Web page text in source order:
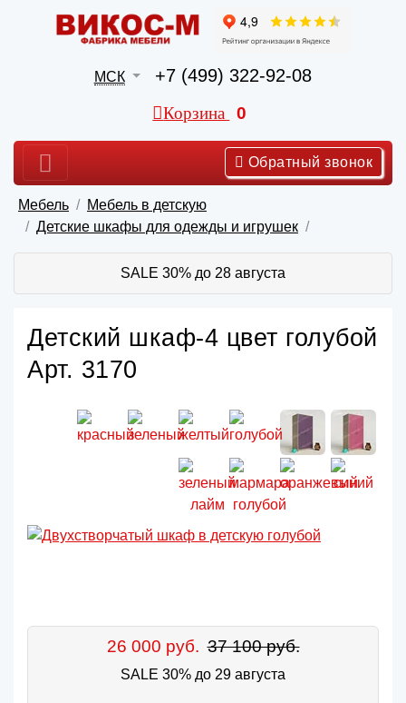
МСК +7 (499) 322-92-08
Корзина 0
Обратный звонок
Мебель
Мебель в детскую
Детские шкафы для одежды и игрушек
SALE 30% до 28 августа
Детский шкаф-4 цвет голубой
Арт. 3170
26 000 руб. 37 100 руб.
SALE 30% до 29 августа